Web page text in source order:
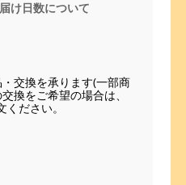
け日数について
交換を承ります(一部商
換をご希望の場合は、
ださい。